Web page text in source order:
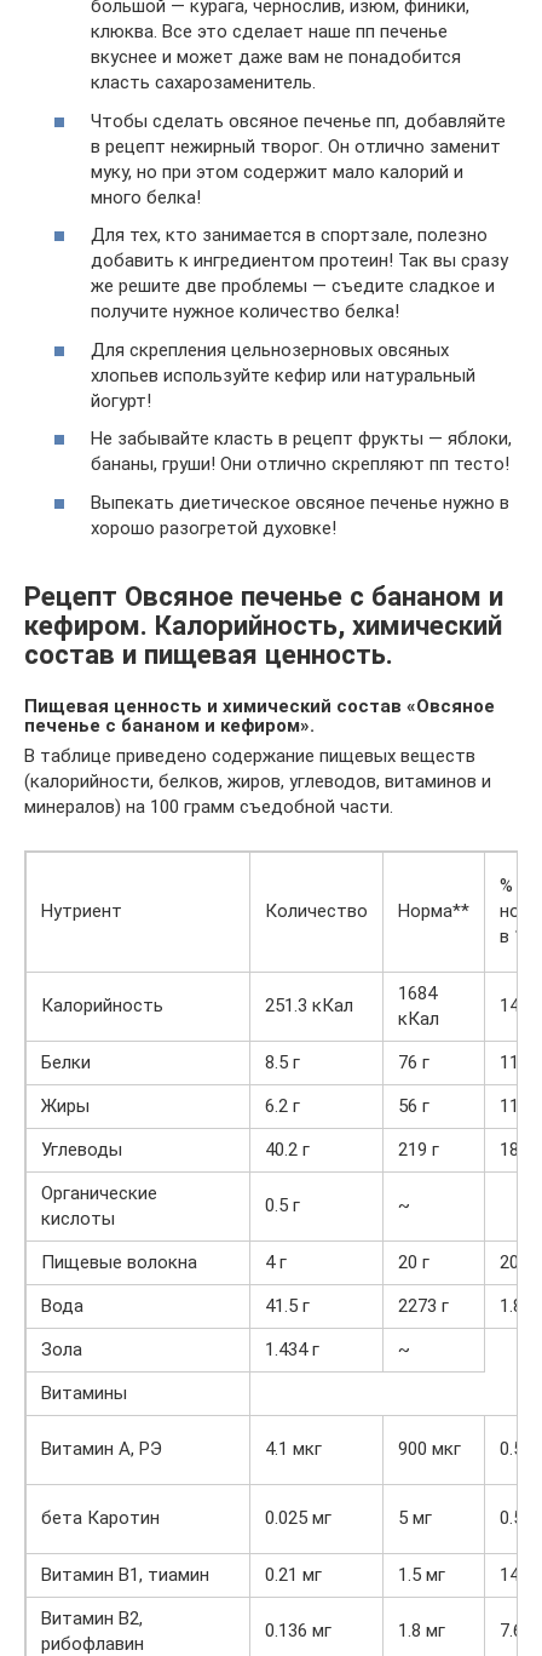
большой — курага, чернослив, изюм, финики,
клюква. Все это сделает наше пп печенье
вкуснее и может даже вам не понадобится
класть сахарозаменитель.
Чтобы сделать овсяное печенье пп, добавляйте
в рецепт нежирный творог. Он отлично заменит
муку, но при этом содержит мало калорий и
много белка!
Для тех, кто занимается в спортзале, полезно
добавить к ингредиентом протеин! Так вы сразу
же решите две проблемы — съедите сладкое и
получите нужное количество белка!
Для скрепления цельнозерновых овсяных
хлопьев используйте кефир или натуральный
йогурт!
Не забывайте класть в рецепт фрукты — яблоки,
бананы, груши! Они отлично скрепляют пп тесто!
Выпекать диетическое овсяное печенье нужно в
хорошо разогретой духовке!
Рецепт Овсяное печенье с бананом и
кефиром. Калорийность, химический
состав и пищевая ценность.
Пищевая ценность и химический состав «Овсяное
печенье с бананом и кефиром».
В таблице приведено содержание пищевых веществ
(калорийности, белков, жиров, углеводов, витаминов и
минералов) на 100 грамм съедобной части.
Нутриент Количество Норма**
% от
в
Калорийность 251.3 кКал
1684
кКал
Белки 8.5 г 76 г
Жиры
6.2 г 56 г
Углеводы
40.2 г 219 г
Органические
кислоты
0.5 г ~
Пищевые волокна 4 г 20 г
20%
Вода
41.5 г 2273 г
1.8%
Зола
1.434 г
~
Витамины
Витамин А, РЭ 4.1 мкг 900 мкг 0.5%
бета Каротин 0.025 мг 5 мг 0.5%
Витамин В1, тиамин 0.21 мг 1.5 мг
14%
Витамин В2,
рибофлавин
0.136 мг 1.8 мг 7.6%